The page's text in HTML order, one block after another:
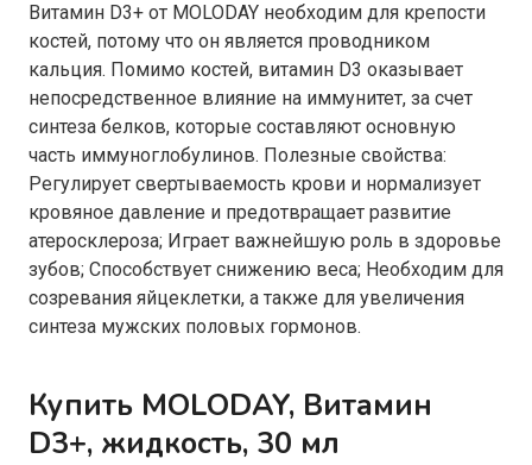
Витамин D3+ от MOLODAY необходим для крепости
костей, потому что он является проводником
кальция. Помимо костей, витамин D3 оказывает
непосредственное влияние на иммунитет, за счет
синтеза белков, которые составляют основную
часть иммуноглобулинов. Полезные свойства:
Регулирует свертываемость крови и нормализует
кровяное давление и предотвращает развитие
атеросклероза; Играет важнейшую роль в здоровье
зубов; Способствует снижению веса; Необходим для
созревания яйцеклетки, а также для увеличения
синтеза мужских половых гормонов.
Купить MOLODAY, Витамин
D3+, жидкость, 30 мл